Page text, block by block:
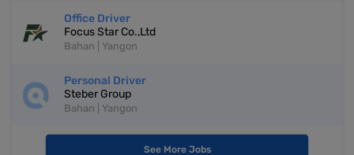
Office Driver
Focus Star Co.,Ltd
Bahan | Yangon
Personal Driver
Steber Group
Bahan | Yangon
See More Jobs